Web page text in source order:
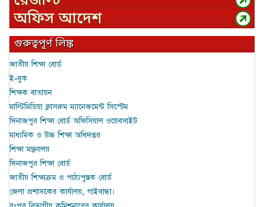
অফিস আদেশ
গুরুত্বপূর্ণ লিঙ্ক
জাতীয় শিক্ষা বোর্ড
ই-বুক
শিক্ষক বাতায়ন
মাল্টিমিডিয়া ক্লাসরুম ম্যানেজমেন্ট সিস্টেম
দিনাজপুর শিক্ষা বোর্ড অফিসিয়াল ওয়েবসাইট
মাধ্যমিক ও উচ্চ শিক্ষা অধিদপ্তর
শিক্ষা মন্ত্রনালয়
দিনাজপুর শিক্ষা বোর্ড
জাতীয় শিক্ষাক্রম ও পাঠ্যপুস্তক বোর্ড
জেলা প্রশাসকের কার্যালয়, গাইবান্ধা।